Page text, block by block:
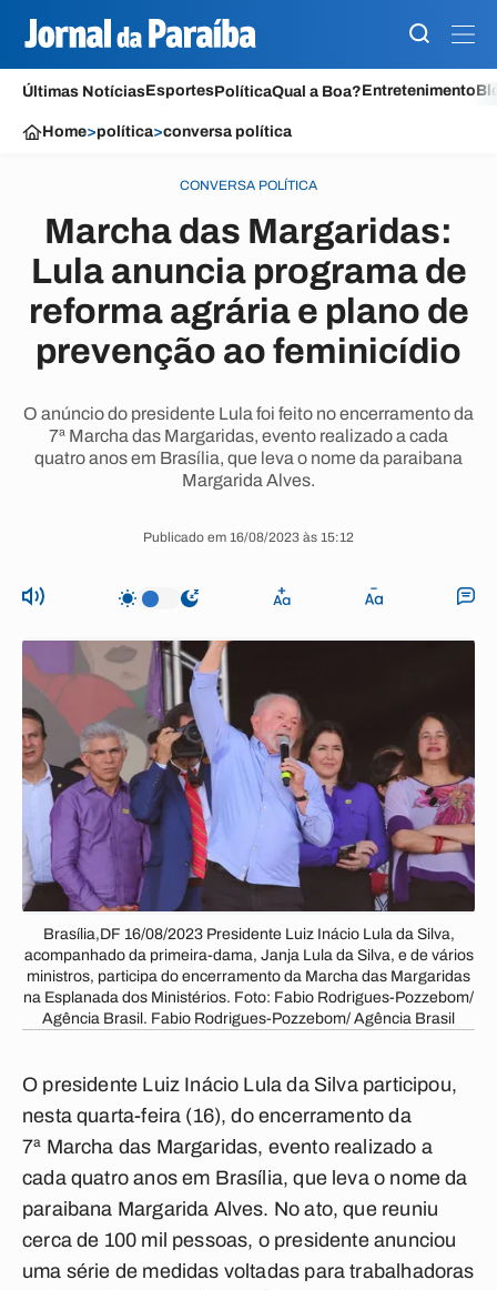
Últimas NotíciasEsportesPolíticaQual a Boa?Entretenimento
Home>política>conversa política
CONVERSA POLÍTICA
Marcha das Margaridas:
Lula anuncia programa de
reforma agrária e plano de
prevenção ao feminicídio
O anúncio do presidente Lula foi feito no encerramento da
7ª Marcha das Margaridas, evento realizado a cada
quatro anos em Brasília, que leva o nome da paraibana
Margarida Alves.
Publicado em 16/08/2023 às 15:12
Brasília,DF 16/08/2023 Presidente Luiz Inácio Lula da Silva,
acompanhado da primeira-dama, Janja Lula da Silva, e de vários
ministros, participa do encerramento da Marcha das Margaridas
na Esplanada dos Ministérios. Foto: Fabio Rodrigues-Pozzebom/
Agência Brasil. Fabio Rodrigues-Pozzebom/ Agência Brasil
O presidente Luiz Inácio Lula da Silva participou,
nesta quarta-feira (16), do encerramento da
7ª Marcha das Margaridas, evento realizado a
cada quatro anos em Brasília, que leva o nome da
paraibana Margarida Alves. No ato, que reuniu
cerca de 100 mil pessoas, o presidente anunciou
uma série de medidas voltadas para trabalhadoras